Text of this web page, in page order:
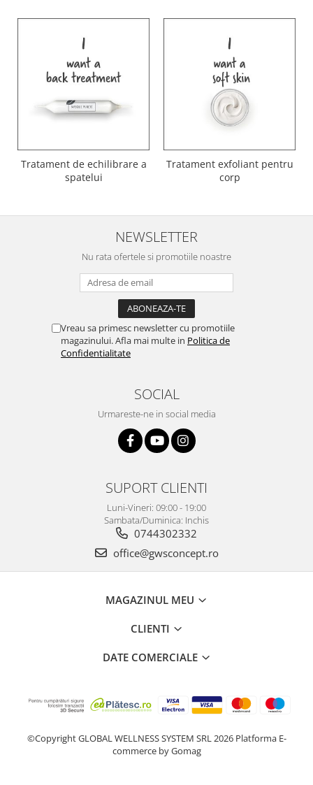
Tratament de echilibrare a
spatelui
Tratament exfoliant pentru
corp
NEWSLETTER
Nu rata ofertele si promotiile noastre
Vreau sa primesc newsletter cu promotiile
magazinului. Afla mai multe in Politica de
Confidentialitate
SOCIAL
Urmareste-ne in social media
SUPORT CLIENTI
Luni-Vineri: 09:00 - 19:00
Sambata/Duminica: Inchis
0744302332
office@gwsconcept.ro
MAGAZINUL MEU
CLIENTI
DATE COMERCIALE
©Copyright GLOBAL WELLNESS SYSTEM SRL 2026 Platforma E-
commerce by Gomag